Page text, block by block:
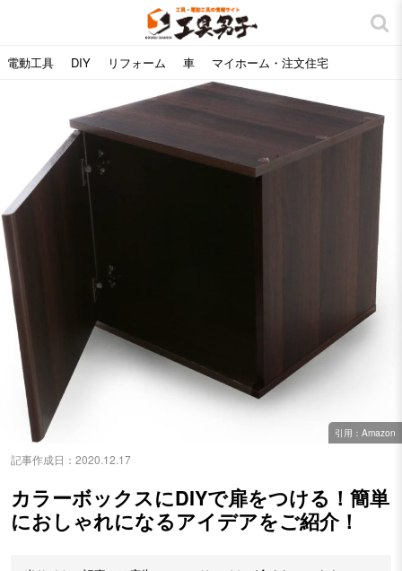
電動工具 DIY リフォーム 車 マイホーム・注文住宅
引用：Amazon
記事作成日： 2020.12.17
カラーボックスにDIYで扉をつける！簡単
におしゃれになるアイデアをご紹介！